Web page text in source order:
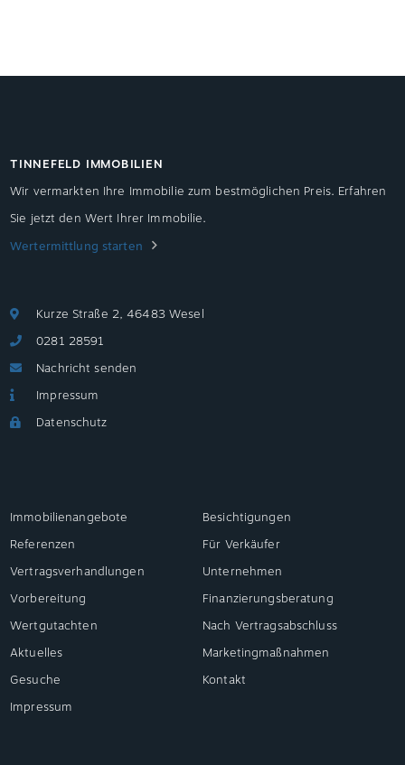
TINNEFELD IMMOBILIEN
Wir vermarkten Ihre Immobilie zum bestmöglichen Preis. Erfahren
Sie jetzt den Wert Ihrer Immobilie.
Wertermittlung starten
Kurze Straße 2, 46483 Wesel
0281 28591
Nachricht senden
Impressum
Datenschutz
Immobilienangebote
Besichtigungen
Referenzen
Für Verkäufer
Vertragsverhandlungen
Unternehmen
Vorbereitung
Finanzierungsberatung
Wertgutachten
Nach Vertragsabschluss
Aktuelles
Marketingmaßnahmen
Gesuche
Kontakt
Impressum